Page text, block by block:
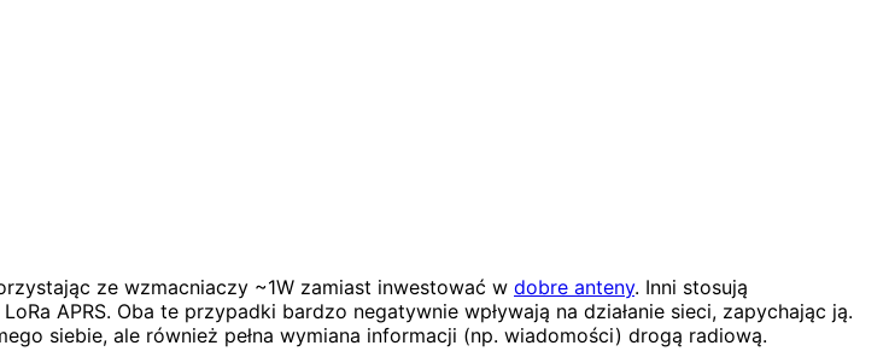
ze wzmacniaczy ~1W zamiast inwestować w dobre anteny. Inni stosują
APRS. Oba te przypadki bardzo negatywnie wpływają na działanie sieci, zapychając ją.
siebie, ale również pełna wymiana informacji (np. wiadomości) drogą radiową.